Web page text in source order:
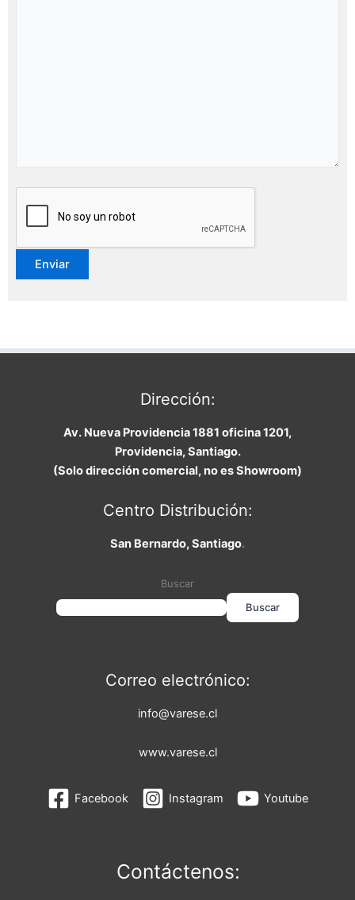
Dirección:
Av. Nueva Providencia 1881 oficina 1201,
Providencia, Santiago.
(Solo dirección comercial, no es Showroom)
Centro Distribución:
San Bernardo, Santiago.
Buscar
Buscar
Correo electrónico:
info@varese.cl
www.varese.cl
Facebook Instagram Youtube
Contáctenos: